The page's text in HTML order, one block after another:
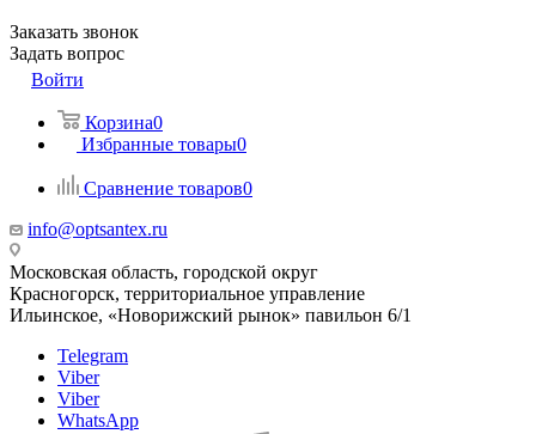
Заказать звонок
Задать вопрос
Войти
Корзина0
Избранные товары0
Сравнение товаров0
info@optsantex.ru
Московская область, городской округ
Красногорск, территориальное управление
Ильинское, «Новорижский рынок» павильон 6/1
Telegram
Viber
Viber
WhatsApp